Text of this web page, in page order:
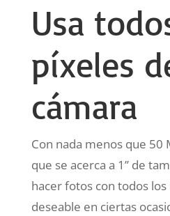
Usa
píxeles
cámara
Con nada menos que 50
que se acerca a 1’’ de
hacer fotos con todos
deseable en ciertas